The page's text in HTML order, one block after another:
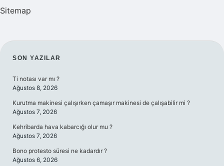
Hakkımızda
Sitemap
SIDEBAR
SON YAZILAR
Ti notası var mı ?
Ağustos 8, 2026
Kurutma makinesi çalışırken çamaşır makinesi de çalışabilir mi ?
Ağustos 7, 2026
Kehribarda hava kabarcığı olur mu ?
Ağustos 7, 2026
Bono protesto süresi ne kadardır ?
Ağustos 6, 2026